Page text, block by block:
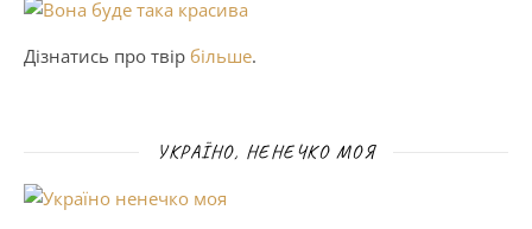
Дізнатись про твір більше.
УКРАЇНО, НЕНЕЧКО МОЯ